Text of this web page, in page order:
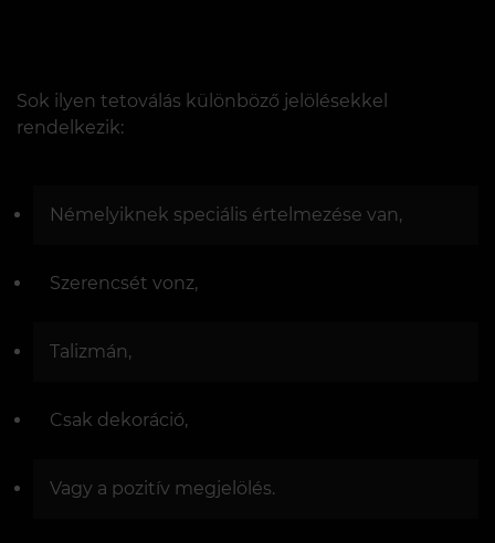
Sok ilyen tetoválás különböző jelölésekkel
rendelkezik:
Némelyiknek speciális értelmezése van,
Szerencsét vonz,
Talizmán,
Csak dekoráció,
Vagy a pozitív megjelölés.